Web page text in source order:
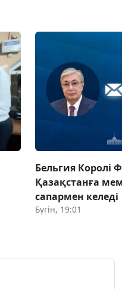
Бельгия Королі
Қазақстанға
сапармен келеді
Бүгін, 19:01